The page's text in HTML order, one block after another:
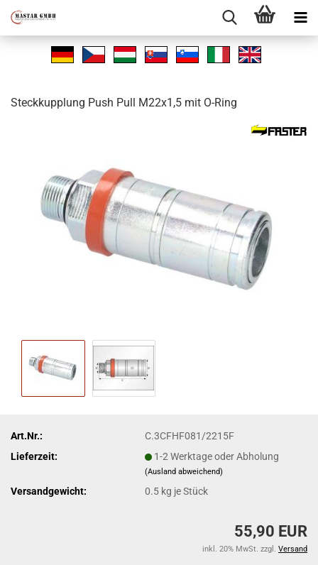
Steck­kupp­lung Push Pull M22x1,5 mit O-​Ring
Art.Nr.:
C.3CFHF081/2215F
Lieferzeit:
1-2 Werktage oder Abholung
(Ausland abweichend)
Versandgewicht: 0.5 kg je Stück
55,90 EUR
inkl. 20% MwSt. zzgl. Versand